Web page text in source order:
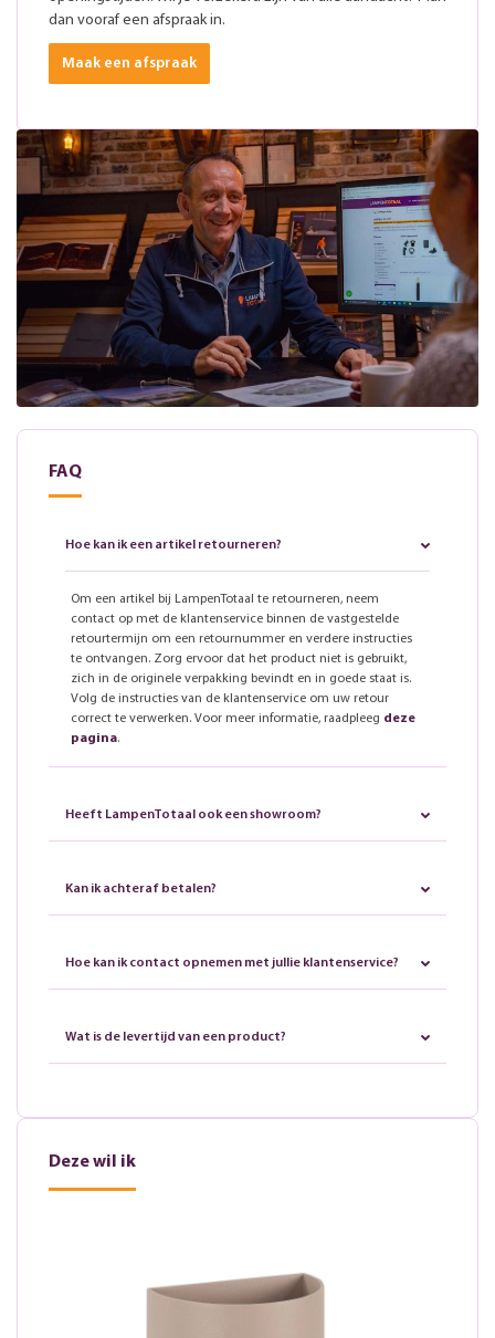
dan vooraf een afspraak in.
Maak een afspraak
FAQ
Hoe kan ik een artikel retourneren?
Om een artikel bij LampenTotaal te retourneren, neem
contact op met de klantenservice binnen de vastgestelde
retourtermijn om een retournummer en verdere instructies
te ontvangen. Zorg ervoor dat het product niet is gebruikt,
zich in de originele verpakking bevindt en in goede staat is.
Volg de instructies van de klantenservice om uw retour
correct te verwerken. Voor meer informatie, raadpleeg deze
pagina.
Heeft LampenTotaal ook een showroom?
Kan ik achteraf betalen?
Hoe kan ik contact opnemen met jullie klantenservice?
Wat is de levertijd van een product?
Deze wil ik